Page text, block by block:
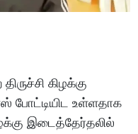
கிழக்கு
போட்டியிட உள்ளதாக
இடைத்தேர்தலில்